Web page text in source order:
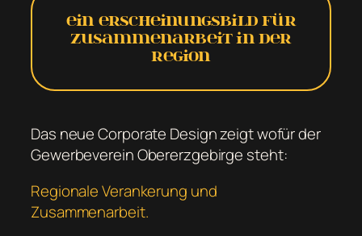
Ein Erscheinungsbild für
Zusammenarbeit in der
Region
Das neue Corporate Design zeigt wofür der
Gewerbeverein Obererzgebirge steht:
Regionale Verankerung und
Zusammenarbeit.